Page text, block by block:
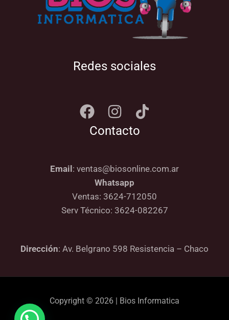
Redes sociales
Contacto
Email : ventas@biosonline.com.ar
Whatsapp
Ventas: 3624-712050
Serv Técnico: 3624-082267
Dirección: Av. Belgrano 598 Resistencia – Chaco
Copyright © 2026 | Bios Informatica